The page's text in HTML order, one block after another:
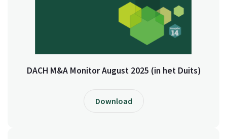
DACH M&A Monitor August 2025 (in het Duits)
Download